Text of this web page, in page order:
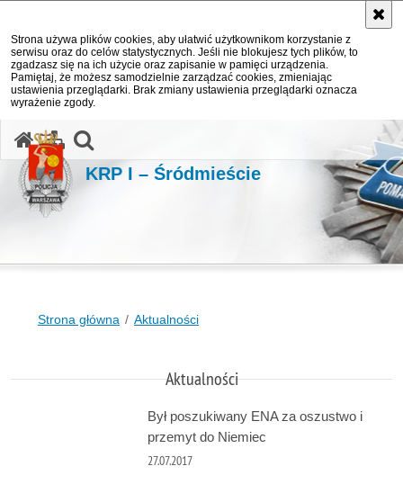
Strona używa plików cookies, aby ułatwić użytkownikom korzystanie z
serwisu oraz do celów statystycznych. Jeśli nie blokujesz tych plików, to
zgadzasz się na ich użycie oraz zapisanie w pamięci urządzenia.
Pamiętaj, że możesz samodzielnie zarządzać cookies, zmieniając
ustawienia przeglądarki. Brak zmiany ustawienia przeglądarki oznacza
wyrażenie zgody.
KRP I – Śródmieście
Strona główna Aktualności
Aktualności
Był poszukiwany ENA za oszustwo i
przemyt do Niemiec
27.07.2017